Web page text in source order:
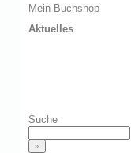
Mein Buchshop
Aktuelles
Suche